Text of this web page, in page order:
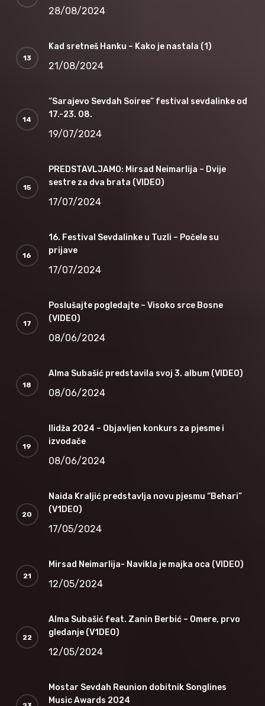
28/08/2024
Kad sretneš Hanku – Kako je nastala (1)
21/08/2024
“Sarajevo Sevdah Soiree” festival sevdalinke od
17.-23. 08.
19/07/2024
PREDSTAVLJAMO: Mirsad Neimarlija – Dvije
sestre za dva brata (VIDEO)
17/07/2024
16. Festival Sevdalinke u Tuzli – Počele su
prijave
17/07/2024
Poslušajte pogledajte – Visoko srce Bosne
(VIDEO)
08/06/2024
Alma Subašić predstavila svoj 3. album (VIDEO)
08/06/2024
Ilidža 2024 – Objavljen konkurs za pjesme i
izvođače
08/06/2024
Naida Kraljić predstavlja novu pjesmu “Behari”
(V1DEO)
17/05/2024
Mirsad Neimarlija- Navikla je majka oca (VIDEO)
12/05/2024
Alma Subašić feat. Zanin Berbić – Omere, prvo
gledanje (V1DEO)
12/05/2024
Mostar Sevdah Reunion dobitnik Songlines
Music Awards 2024